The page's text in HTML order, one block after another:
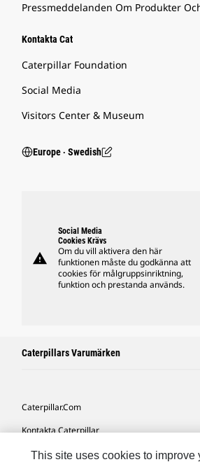
Pressmeddelanden Om Produkter
Kontakta Cat
Caterpillar Foundation
Social Media
Visitors Center & Museum
Europe ‧ Swedish
warning
Social Media
Cookies Krävs
Om du vill aktivera den här
funktionen måste du godkänna att
cookies för målgruppsinriktning,
funktion och prestanda används.
Caterpillars Varumärken
Caterpillar.com
Kontakta Caterpillar
Mina Marknadsföringspreferenser
This site uses cookies to improve